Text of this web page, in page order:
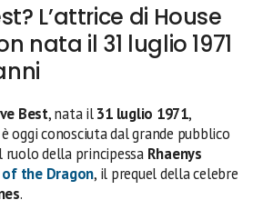
L’attrice di House
nata il 31 luglio 1971
Best, nata il31 luglio 1971,
oggi conosciuta dal grande pubblico
della principessa Rhaenys
of the Dragon, il prequel della celebre
.